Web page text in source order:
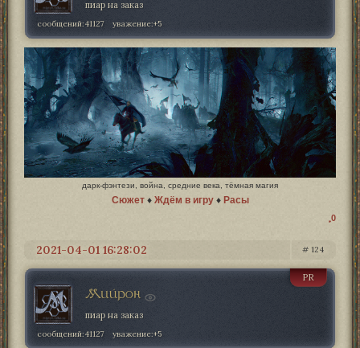
пиар на заказ
сообщений:41127 уважение:+5
дарк-фэнтези, война, средние века, тёмная магия
Сюжет♦ Ждём в игру♦ Расы
0
124
2021-04-01 16:28:02
Мийрон
PR
пиар на заказ
сообщений:41127 уважение:+5